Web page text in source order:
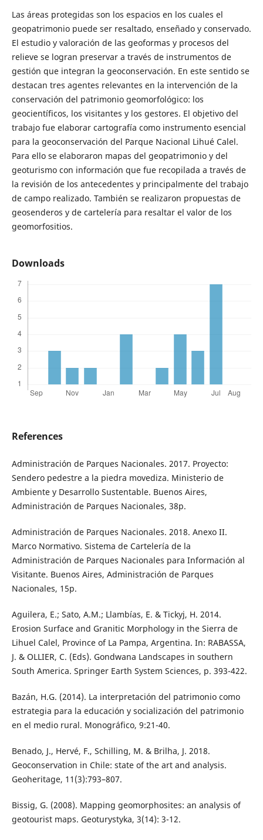
Las áreas protegidas son los espacios en los cuales el
geopatrimonio puede ser resaltado, enseñado y conservado.
El estudio y valoración de las geoformas y procesos del
relieve se logran preservar a través de instrumentos de
gestión que integran la geoconservación. En este sentido se
destacan tres agentes relevantes en la intervención de la
conservación del patrimonio geomorfológico: los
geocientíficos, los visitantes y los gestores. El objetivo del
trabajo fue elaborar cartografía como instrumento esencial
para la geoconservación del Parque Nacional Lihué Calel.
Para ello se elaboraron mapas del geopatrimonio y del
geoturismo con información que fue recopilada a través de
la revisión de los antecedentes y principalmente del trabajo
de campo realizado. También se realizaron propuestas de
geosenderos y de cartelería para resaltar el valor de los
geomorfositios.
Downloads
References
Administración de Parques Nacionales. 2017. Proyecto:
Sendero pedestre a la piedra movediza. Ministerio de
Ambiente y Desarrollo Sustentable. Buenos Aires,
Administración de Parques Nacionales, 38p.
Administración de Parques Nacionales. 2018. Anexo II.
Marco Normativo. Sistema de Cartelería de la
Administración de Parques Nacionales para Información al
Visitante. Buenos Aires, Administración de Parques
Nacionales, 15p.
Aguilera, E.; Sato, A.M.; Llambías, E. & Tickyj, H. 2014.
Erosion Surface and Granitic Morphology in the Sierra de
Lihuel Calel, Province of La Pampa, Argentina. In: RABASSA,
J. & OLLIER, C. (Eds). Gondwana Landscapes in southern
South America. Springer Earth System Sciences, p. 393-422.
Bazán, H.G. (2014). La interpretación del patrimonio como
estrategia para la educación y socialización del patrimonio
en el medio rural. Monográfico, 9:21-40.
Benado, J., Hervé, F., Schilling, M. & Brilha, J. 2018.
Geoconservation in Chile: state of the art and analysis.
Geoheritage, 11(3):793–807.
Bissig, G. (2008). Mapping geomorphosites: an analysis of
geotourist maps. Geoturystyka, 3(14): 3-12.